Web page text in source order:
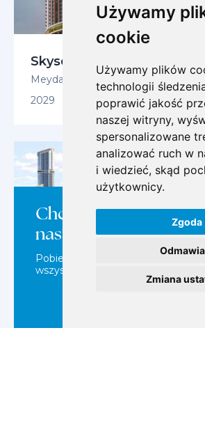
Używamy
cookie
Używamy plików
technologii
poprawić jakość
naszej witryny,
spersonalizowane
analizować ruch w
i wiedzieć, skąd
użytkownicy.
Zgoda
Zmiana
Skyscape Avenue
Meydan, Sobha Hartland 2
2029
od
Skyscape Aura
Chcesz dowiedzieć
nas?
Pobierz naszą broszurę, gdzie
wszystko o nas w jednym miejscu!